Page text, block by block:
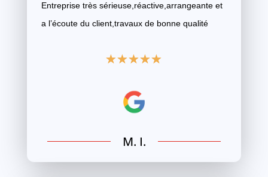
Entreprise très sérieuse,réactive,arrangeante et
a l’écoute du client,travaux de bonne qualité
☆☆☆☆☆
M. I.